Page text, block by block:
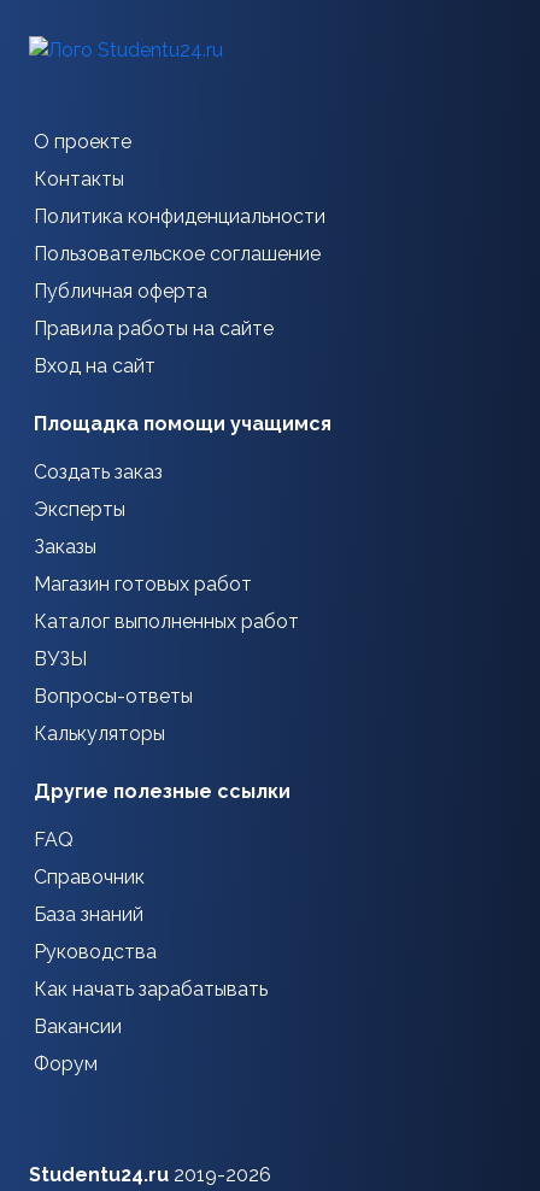
О проекте
Контакты
Политика конфиденциальности
Пользовательское соглашение
Публичная оферта
Правила работы на сайте
Вход на сайт
Площадка помощи учащимся
Создать заказ
Эксперты
Заказы
Магазин готовых работ
Каталог выполненных работ
ВУЗЫ
Вопросы-ответы
Калькуляторы
Другие полезные ссылки
FAQ
Справочник
База знаний
Руководства
Как начать зарабатывать
Вакансии
Форум
Studentu24.ru 2019-2026